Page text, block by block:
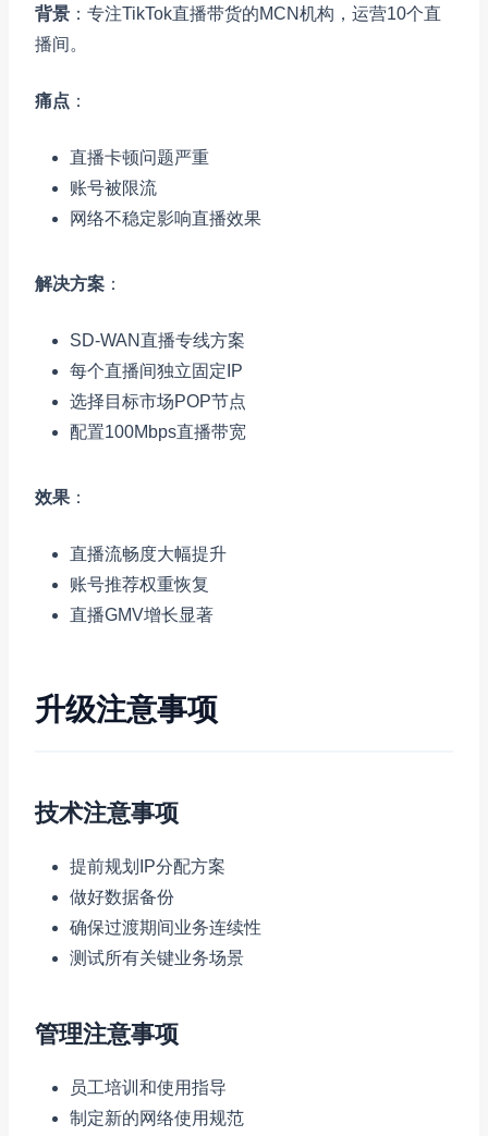
背景 ：专注TikTok直播带货的MCN机构，运营10个直
播间。
痛点 ：
直播卡顿问题严重
账号被限流
网络不稳定影响直播效果
解决方案 ：
SD-WAN直播专线方案
每个直播间独立固定IP
选择目标市场POP节点
配置100Mbps直播带宽
效果 ：
直播流畅度大幅提升
账号推荐权重恢复
直播GMV增长显著
升级注意事项
技术注意事项
提前规划IP分配方案
做好数据备份
确保过渡期间业务连续性
测试所有关键业务场景
管理注意事项
员工培训和使用指导
制定新的网络使用规范